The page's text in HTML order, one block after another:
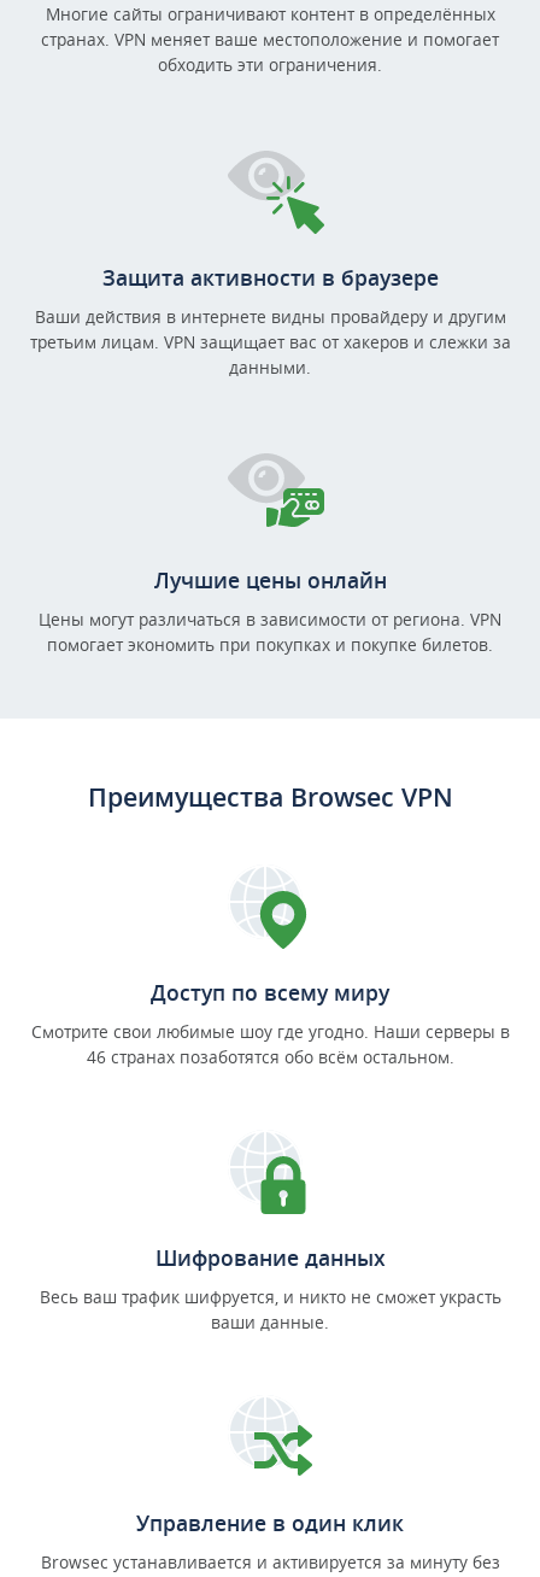
Многие сайты ограничивают контент в определённых
странах. VPN меняет ваше местоположение и помогает
обходить эти ограничения.
Защита активности в браузере
Ваши действия в интернете видны провайдеру и другим
третьим лицам. VPN защищает вас от хакеров и слежки за
данными.
Лучшие цены онлайн
Цены могут различаться в зависимости от региона. VPN
помогает экономить при покупках и покупке билетов.
Преимущества Browsec VPN
Доступ по всему миру
Смотрите свои любимые шоу где угодно. Наши серверы в
46 странах позаботятся обо всём остальном.
Шифрование данных
Весь ваш трафик шифруется, и никто не сможет украсть
ваши данные.
Управление в один клик
Browsec устанавливается и активируется за минуту без